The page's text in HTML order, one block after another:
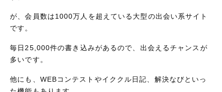
が、会員数は1000万人を超えている大型の出会い系サイト
です。
毎日25,000件の書き込みがあるので、出会えるチャンスが
多いです。
他にも、WEBコンテストやイククル日記、解決なびといっ